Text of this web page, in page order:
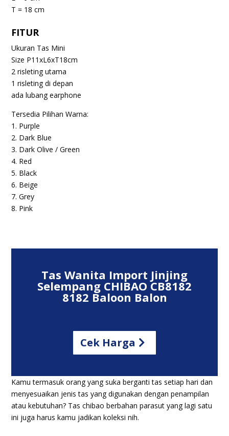
T = 18 cm
FITUR
Ukuran Tas Mini
Size P11xL6xT18cm
2 risleting utama
1 risleting di depan
ada lubang earphone
Tersedia Pilihan Warna:
1. Purple
2. Dark Blue
3. Dark Olive / Green
4. Red
5. Black
6. Beige
7. Grey
8. Pink
Tas Wanita Import Jinjing
Selempang CHIBAO CB8182
8182 Baloon Balon
Cek Harga
Kamu termasuk orang yang suka berganti tas setiap hari dan
menyesuaikan jenis tas yang digunakan dengan penampilan
atau kebutuhan? Tas chibao berbahan parasut yang lagi satu
ini juga harus kamu jadikan koleksi nih.